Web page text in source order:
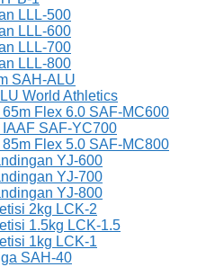
LLL-500
LLL-600
LLL-700
LLL-800
SAH-ALU
World Athletics
Flex 6.0 SAF-MC600
SAF-YC700
Flex 5.0 SAF-MC800
YJ-600
YJ-700
YJ-800
2kg LCK-2
1.5kg LCK-1.5
1kg LCK-1
SAH-40